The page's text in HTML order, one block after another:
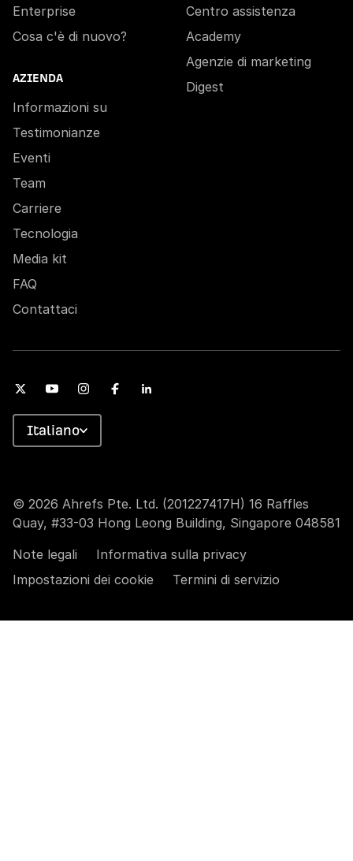
Enterprise
Cosa c'è di nuovo?
AZIENDA
Informazioni su
Testimonianze
Eventi
Team
Carriere
Tecnologia
Media kit
FAQ
Contattaci
Centro assistenza
Academy
Agenzie di marketing
Digest
© 2026 Ahrefs Pte. Ltd. (201227417H) 16 Raffles
Quay, #33-03 Hong Leong Building, Singapore 048581
Note legali
Informativa sulla privacy
Impostazioni dei cookie
Termini di servizio
Italiano